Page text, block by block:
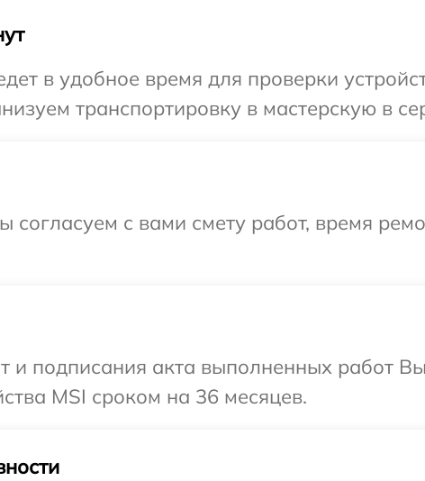
в удобное время для проверки
транспортировку в мастерскую в
согласуем с вами смету работ, время
и подписания акта выполненных работ
MSI сроком на 36 месяцев.